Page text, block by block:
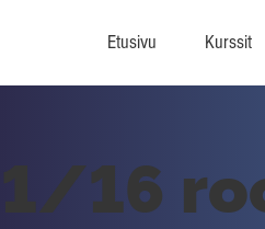
Etusivu Kurssit
1/16